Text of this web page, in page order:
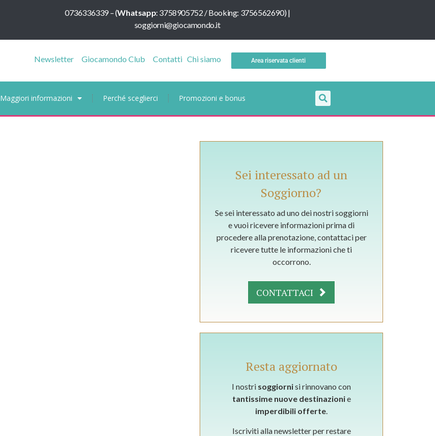
0736336339 –(Whatsapp: 3758905752 /Booking: 3756562690) |
soggiorni@giocamondo.it
Newsletter Giocamondo Club Contatti Chi siamo Area riservata clienti
Maggiori informazioni Perché sceglierci Promozioni e bonus
Sei interessato ad un
Soggiorno?
Se sei interessato ad uno dei nostri soggiorni
e vuoi ricevere informazioni prima di
procedere alla prenotazione, contattaci per
ricevere tutte le informazioni che ti
occorrono.
CONTATTACI
Resta aggiornato
I nostri soggiornisi rinnovano con
tantissime nuove destinazionie
imperdibili offerte
Iscriviti alla newsletter per restare